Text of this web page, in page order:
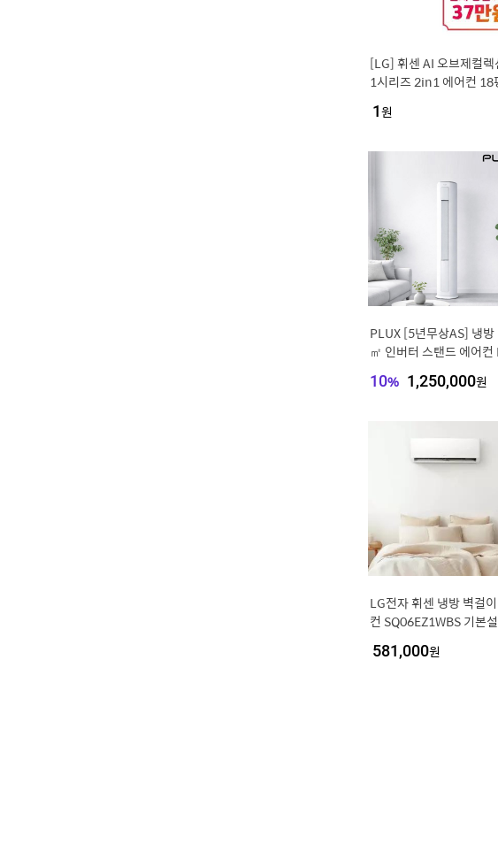
[LG] 휘센 AI 오브제컬렉
1시리즈 2in1 에어컨 18
8GC1EA2
1원
PLUX [5년무상AS] 냉
㎡ 인버터 스탠드 에어컨
설치비 포함]
10% 1,250,000원
LG전자 휘센 냉방 벽걸
컨 SQ06EZ1WBS 기본
581,000원